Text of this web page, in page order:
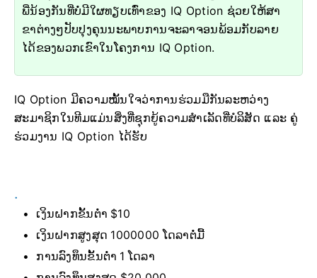
ພີ່ນ້ອງກັນທີ່ບໍ່ມີໃຜທຽບເທົ່າຂອງ IQ Option ຊ່ວຍໃຫ້ສາ
ຂາຕ່າງໆປັບປຸງຄຸນນະພາບການຈະລາຈອນພ້ອມກັບລາຍ
ໄດ້ຂອງພວກເຂົາໃນໂຄງການ IQ Option.
IQ Option ມີຄວາມໝັ້ນໃຈວ່າການຮ່ວມມືກັນລະຫວ່າງ
ສະມາຊິກໃນທີມແມ່ນສິ່ງທີ່ຊຸກຍູ້ຄວາມສຳເລັດທີ່ບໍລິສັດ ແລະ ຄູ່
ຮ່ວມງານ IQ Option ໄດ້ຮັບ
.
ເງິນຝາກຂັ້ນຕ່ຳ $10
ເງິນຝາກສູງສຸດ 1000000 ໂດລາຕໍ່ມື້
ການລົງທຶນຂັ້ນຕ່ຳ 1 ໂດລາ